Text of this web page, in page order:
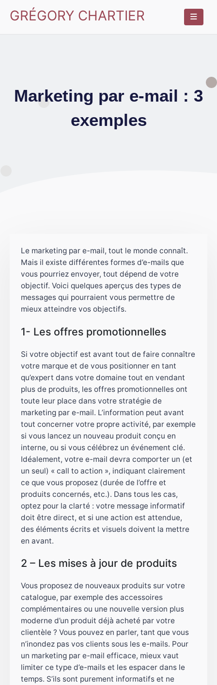
GRÉGORY CHARTIER
Marketing par e-mail : 3
exemples
Le marketing par e-mail, tout le monde connaît.
Mais il existe différentes formes d’e-mails que
vous pourriez envoyer, tout dépend de votre
objectif. Voici quelques aperçus des types de
messages qui pourraient vous permettre de
mieux atteindre vos objectifs.
1- Les offres promotionnelles
Si votre objectif est avant tout de faire connaître
votre marque et de vous positionner en tant
qu’expert dans votre domaine tout en vendant
plus de produits, les offres promotionnelles ont
toute leur place dans votre stratégie de
marketing par e-mail. L’information peut avant
tout concerner votre propre activité, par exemple
si vous lancez un nouveau produit conçu en
interne, ou si vous célébrez un événement clé.
Idéalement, votre e-mail devra comporter un (et
un seul) « call to action », indiquant clairement
ce que vous proposez (durée de l’offre et
produits concernés, etc.). Dans tous les cas,
optez pour la clarté : votre message informatif
doit être direct, et si une action est attendue,
des éléments écrits et visuels doivent la mettre
en avant.
2 – Les mises à jour de produits
Vous proposez de nouveaux produits sur votre
catalogue, par exemple des accessoires
complémentaires ou une nouvelle version plus
moderne d’un produit déjà acheté par votre
clientèle ? Vous pouvez en parler, tant que vous
n’inondez pas vos clients sous les e-mails. Pour
un marketing par e-mail efficace, mieux vaut
limiter ce type d’e-mails et les espacer dans le
temps. S’ils sont purement informatifs et ne